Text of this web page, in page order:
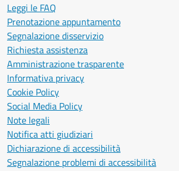
Leggi le FAQ
Prenotazione appuntamento
Segnalazione disservizio
Richiesta assistenza
Amministrazione trasparente
Informativa privacy
Cookie Policy
Social Media Policy
Note legali
Notifica atti giudiziari
Dichiarazione di accessibilità
Segnalazione problemi di accessibilità